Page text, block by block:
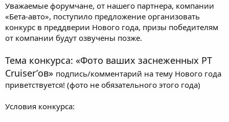
Уважаемые форумчане, от нашего партнера, компании
«Бета-авто», поступило предложение организовать
конкурс в преддверии Нового года, призы победителям
от компании будут озвучены позже.
Тема конкурса: «Фото ваших заснеженных PT
Cruiser’ов» подпись/комментарий на тему Нового года
приветствуется! (фото не обязательного этого года)
Условия конкурса: